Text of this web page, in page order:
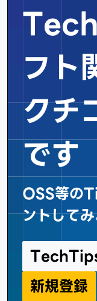
フト
クチ
です
OSS等の
ントして
新規登録